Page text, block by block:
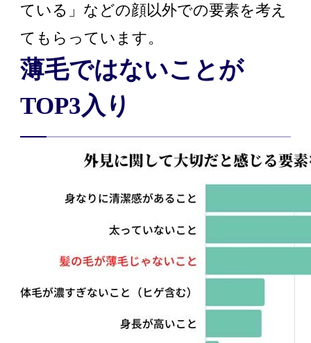
ている」などの顔以外での要素を考え
てもらっています。
薄毛ではないことが
TOP3入り